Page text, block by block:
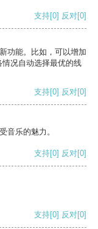
支持[0] 反对[0]
功能。比如，可以增加
况自动选择最优的线
支持[0] 反对[0]
音乐的魅力。
支持[0] 反对[0]
支持[0] 反对[0]